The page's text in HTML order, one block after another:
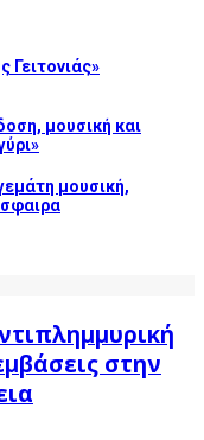
Γειτονιάς»
μουσική και
μουσική,
στην